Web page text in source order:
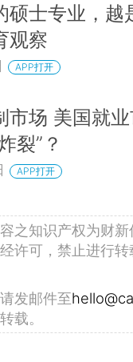
硕士专业，越
观察
APP打开
市场 美国就
裂”？
APP打开
之知识产权为财
许可，禁止进行
发邮件至
载。